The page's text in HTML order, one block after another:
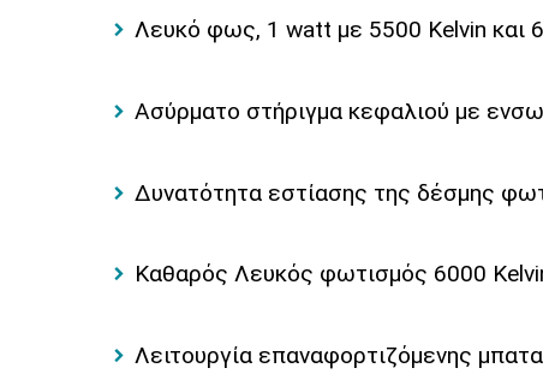
Λευκό φως, 1 watt με 5500 Kelvin και
Ασύρματο στήριγμα κεφαλιού με
Δυνατότητα εστίασης της δέσμης
Καθαρός Λευκός φωτισμός 6000
Λειτουργία επαναφορτιζόμενης